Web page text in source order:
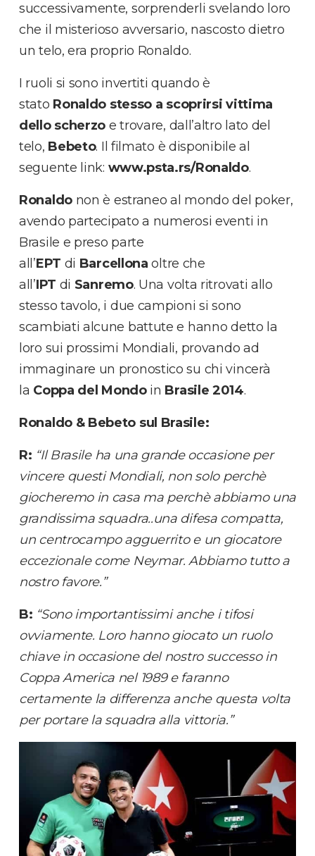
successivamente, sorprenderli svelando loro
che il misterioso avversario, nascosto dietro
un telo, era proprio Ronaldo.
I ruoli si sono invertiti quando è
stato Ronaldo stesso a scoprirsi vittima
dello scherzo e trovare, dall’altro lato del
telo, Bebeto. Il filmato è disponibile al
seguente link: www.psta.rs/Ronaldo.
Ronaldonon è estraneo al mondo del poker,
avendo partecipato a numerosi eventi in
Brasile e preso parte
all’EPT di Barcellona oltre che
all’IPT di Sanremo. Una volta ritrovati allo
stesso tavolo, i due campioni si sono
scambiati alcune battute e hanno detto la
loro sui prossimi Mondiali, provando ad
immaginare un pronostico su chi vincerà
la Coppa del Mondoin Brasile 2014.
Ronaldo & Bebeto sul Brasile:
R: “Il Brasile ha una grande occasione per
vincere questi Mondiali, non solo perchè
giocheremo in casa ma perchè abbiamo una
grandissima squadra..una difesa compatta,
un centrocampo agguerrito e un giocatore
eccezionale come Neymar. Abbiamo tutto a
nostro favore.”
B: “Sono importantissimi anche i tifosi
ovviamente. Loro hanno giocato un ruolo
chiave in occasione del nostro successo in
Coppa America nel 1989 e faranno
certamente la differenza anche questa volta
per portare la squadra alla vittoria.”